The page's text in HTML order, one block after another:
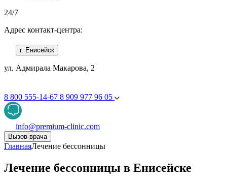
24/7
Адрес контакт-центра:
г. Енисейск
ул. Адмирала Макарова, 2
8 800 555-14-67 8 909 977 96 05
info@premium-clinic.com
Вызов врача
ГлавнаяЛечение бессонницы
Лечение бессонницы в Енисейске